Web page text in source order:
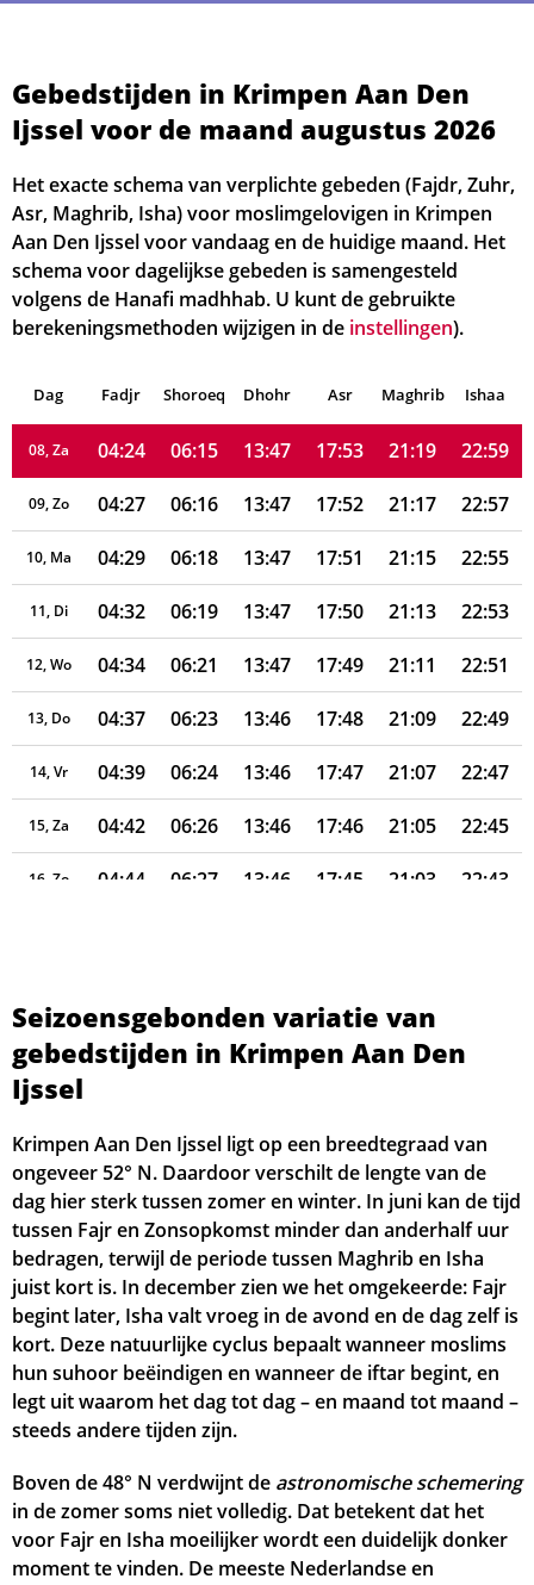
Gebedstijden in Krimpen Aan Den
Ijssel voor de maand augustus 2026
Het exacte schema van verplichte gebeden (Fajdr, Zuhr,
Asr, Maghrib, Isha) voor moslimgelovigen in Krimpen
Aan Den Ijssel voor vandaag en de huidige maand. Het
schema voor dagelijkse gebeden is samengesteld
volgens de Hanafi madhhab. U kunt de gebruikte
berekeningsmethoden wijzigen in de instellingen).
Dag Fadjr Shoroeq Dhohr Asr Maghrib Ishaa
02, Zo 04:09 06:05 13:48 17:57 21:30 23:10
03, Ma 04:11 06:07 13:48 17:57 21:28 23:08
04, Di 04:14 06:08 13:48 17:56 21:26 23:06
05, Wo 04:16 06:10 13:48 17:55 21:24
04:19 06:11 13:48 17:54 21:23 23:03
07, Vr 04:22 06:13 13:47 17:53 21:21 23:01
08, Za 04:24 06:15 13:47 17:53 21:19 22:59
09, Zo 04:27 06:16 13:47 17:52 21:17 22:57
10, Ma 04:29 06:18 13:47 17:51 21:15 22:55
11, Di 04:32 06:19 13:47 17:50 21:13 22:53
12, Wo 04:34 06:21 13:47 17:49 21:11 22:51
13, Do 04:37 06:23 13:46 17:48 21:09 22:49
14, Vr 04:39 06:24 13:46 17:47 21:07 22:47
15, Za 04:42 06:26 13:46 17:46 21:05 22:45
16, Zo 04:44 06:27 13:46 17:45 21:03 22:43
19, Wo 04:51 06:32 13:45 17:41 20:57
20, Do
21, Vr 04:56 06:36 13:45 17:39 20:53 22:33
22, Za 04:58 06:37 13:44 17:38 20:51 22:31
23, Zo 05:00 06:39 13:44 17:37 20:49 22:29
24, Ma 05:03 06:40 13:44 17:35 20:47 22:27
05:05 06:42 17:34 20:44 22:24
26, Wo 05:07 06:44 13:43 17:33 20:42 22:22
05:09 06:45 13:43 20:40 22:20
28, Vr 05:12 06:47 13:43 17:30 20:38 22:18
29, Za 05:14 06:49 13:43 17:29 20:36
Seizoensgebonden variatie van
gebedstijden in Krimpen Aan Den
Ijssel
Krimpen Aan Den Ijssel ligt op een breedtegraad van
ongeveer 52° N. Daardoor verschilt de lengte van de
dag hier sterk tussen zomer en winter. In juni kan de tijd
tussen Fajr en Zonsopkomst minder dan anderhalf uur
bedragen, terwijl de periode tussen Maghrib en Isha
juist kort is. In december zien we het omgekeerde: Fajr
begint later, Isha valt vroeg in de avond en de dag zelf is
kort. Deze natuurlijke cyclus bepaalt wanneer moslims
hun suhoor beëindigen en wanneer de iftar begint, en
legt uit waarom het dag tot dag – en maand tot maand –
steeds andere tijden zijn.
Boven de 48° N verdwijnt de astronomische schemering
in de zomer soms niet volledig. Dat betekent dat het
voor Fajr en Isha moeilijker wordt een duidelijk donker
moment te vinden. De meeste Nederlandse en